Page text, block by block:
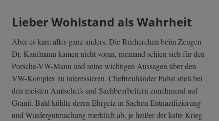
Lieber Wohlstand als Wahrheit
Aber es kam alles ganz anders. Die Recherchen beim Zeugen
Dr. Kaufmann kamen nicht voran, niemand schien sich für den
Porsche-VW-Mann und seine wichtigen Aussagen über den
VW-Komplex zu interessieren. Cheftreuhänder Pabst stieß bei
den meisten Amtschefs und Sachbearbeitern zunehmend auf
Granit. Bald kühlte deren Ehrgeiz in Sachen Entnazifizierung
und Wiedergutmachung merklich ab, je heißer der kalte Krieg